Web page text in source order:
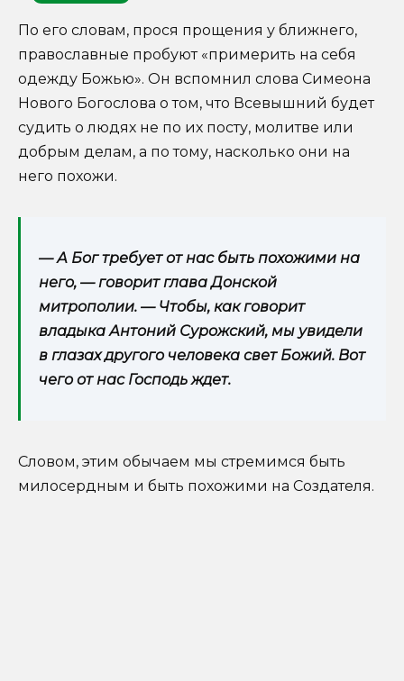
По его словам, прося прощения у ближнего,
православные пробуют «примерить на себя
одежду Божью». Он вспомнил слова Симеона
Нового Богослова о том, что Всевышний будет
судить о людях не по их посту, молитве или
добрым делам, а по тому, насколько они на
него похожи.
— А Бог требует от нас быть похожими на
него, — говорит глава Донской
митрополии. — Чтобы, как говорит
владыка Антоний Сурожский, мы увидели
в глазах другого человека свет Божий. Вот
чего от нас Господь ждет.
Словом, этим обычаем мы стремимся быть
милосердным и быть похожими на Создателя.